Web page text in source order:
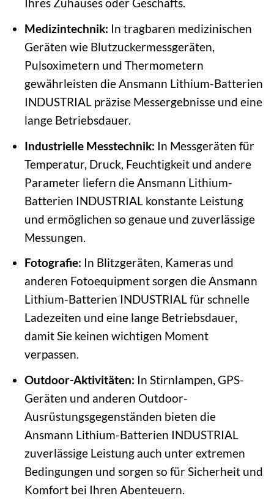
Ihres Zuhauses oder Geschäfts.
Medizintechnik: In tragbaren medizinischen
Geräten wie Blutzuckermessgeräten,
Pulsoximetern und Thermometern
gewährleisten die Ansmann Lithium-Batterien
INDUSTRIAL präzise Messergebnisse und eine
lange Betriebsdauer.
Industrielle Messtechnik: In Messgeräten für
Temperatur, Druck, Feuchtigkeit und andere
Parameter liefern die Ansmann Lithium-
Batterien INDUSTRIAL konstante Leistung
und ermöglichen so genaue und zuverlässige
Messungen.
Fotografie: In Blitzgeräten, Kameras und
anderen Fotoequipment sorgen die Ansmann
Lithium-Batterien INDUSTRIAL für schnelle
Ladezeiten und eine lange Betriebsdauer,
damit Sie keinen wichtigen Moment
verpassen.
Outdoor-Aktivitäten: In Stirnlampen, GPS-
Geräten und anderen Outdoor-
Ausrüstungsgegenständen bieten die
Ansmann Lithium-Batterien INDUSTRIAL
zuverlässige Leistung auch unter extremen
Bedingungen und sorgen so für Sicherheit und
Komfort bei Ihren Abenteuern.